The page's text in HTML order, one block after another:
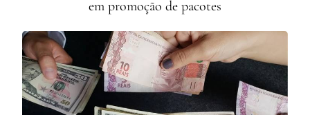
em promoção de pacotes